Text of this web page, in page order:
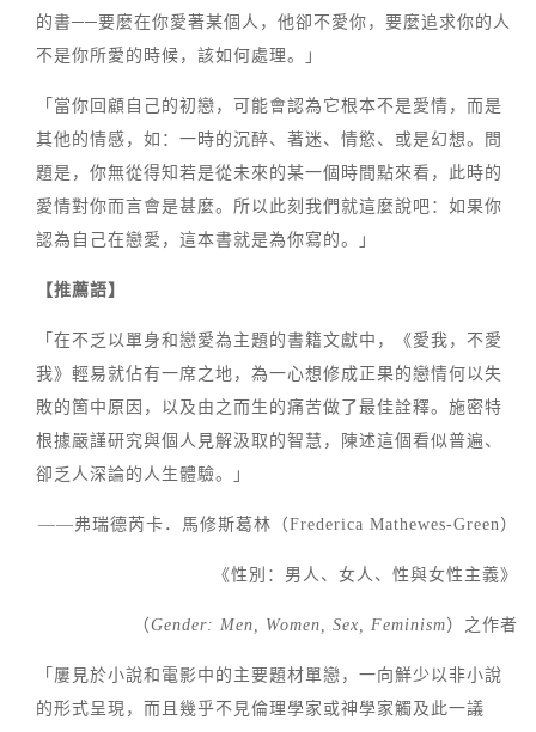
的書──要麼在你愛著某個人，他卻不愛你，要麼追求你的人
不是你所愛的時候，該如何處理。」
「當你回顧自己的初戀，可能會認為它根本不是愛情，而是
其他的情感，如：一時的沉醉、著迷、情慾、或是幻想。問
題是，你無從得知若是從未來的某一個時間點來看，此時的
愛情對你而言會是甚麼。所以此刻我們就這麼說吧：如果你
認為自己在戀愛，這本書就是為你寫的。」
【推薦語】
「在不乏以單身和戀愛為主題的書籍文獻中，《愛我，不愛
我》輕易就佔有一席之地，為一心想修成正果的戀情何以失
敗的箇中原因，以及由之而生的痛苦做了最佳詮釋。施密特
根據嚴謹研究與個人見解汲取的智慧，陳述這個看似普遍、
卻乏人深論的人生體驗。」
——弗瑞德芮卡．馬修斯葛林（Frederica Mathewes-Green）
《性別：男人、女人、性與女性主義》
（Gender: Men, Women, Sex, Feminism）之作者
「屢見於小說和電影中的主要題材單戀，一向鮮少以非小說
的形式呈現，而且幾乎不見倫理學家或神學家觸及此一議